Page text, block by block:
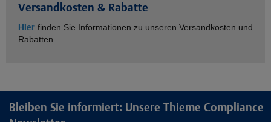
Versandkosten & Rabatte
Hier finden Sie Informationen zu unseren Versandkosten und
Rabatten.
Bleiben Sie informiert: Unsere Thieme Compliance